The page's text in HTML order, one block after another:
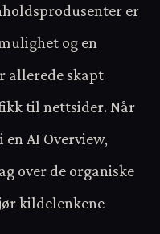
er
og en
allerede skapt
til nettsider. Når
AI Overview,
over de organiske
kildelenkene